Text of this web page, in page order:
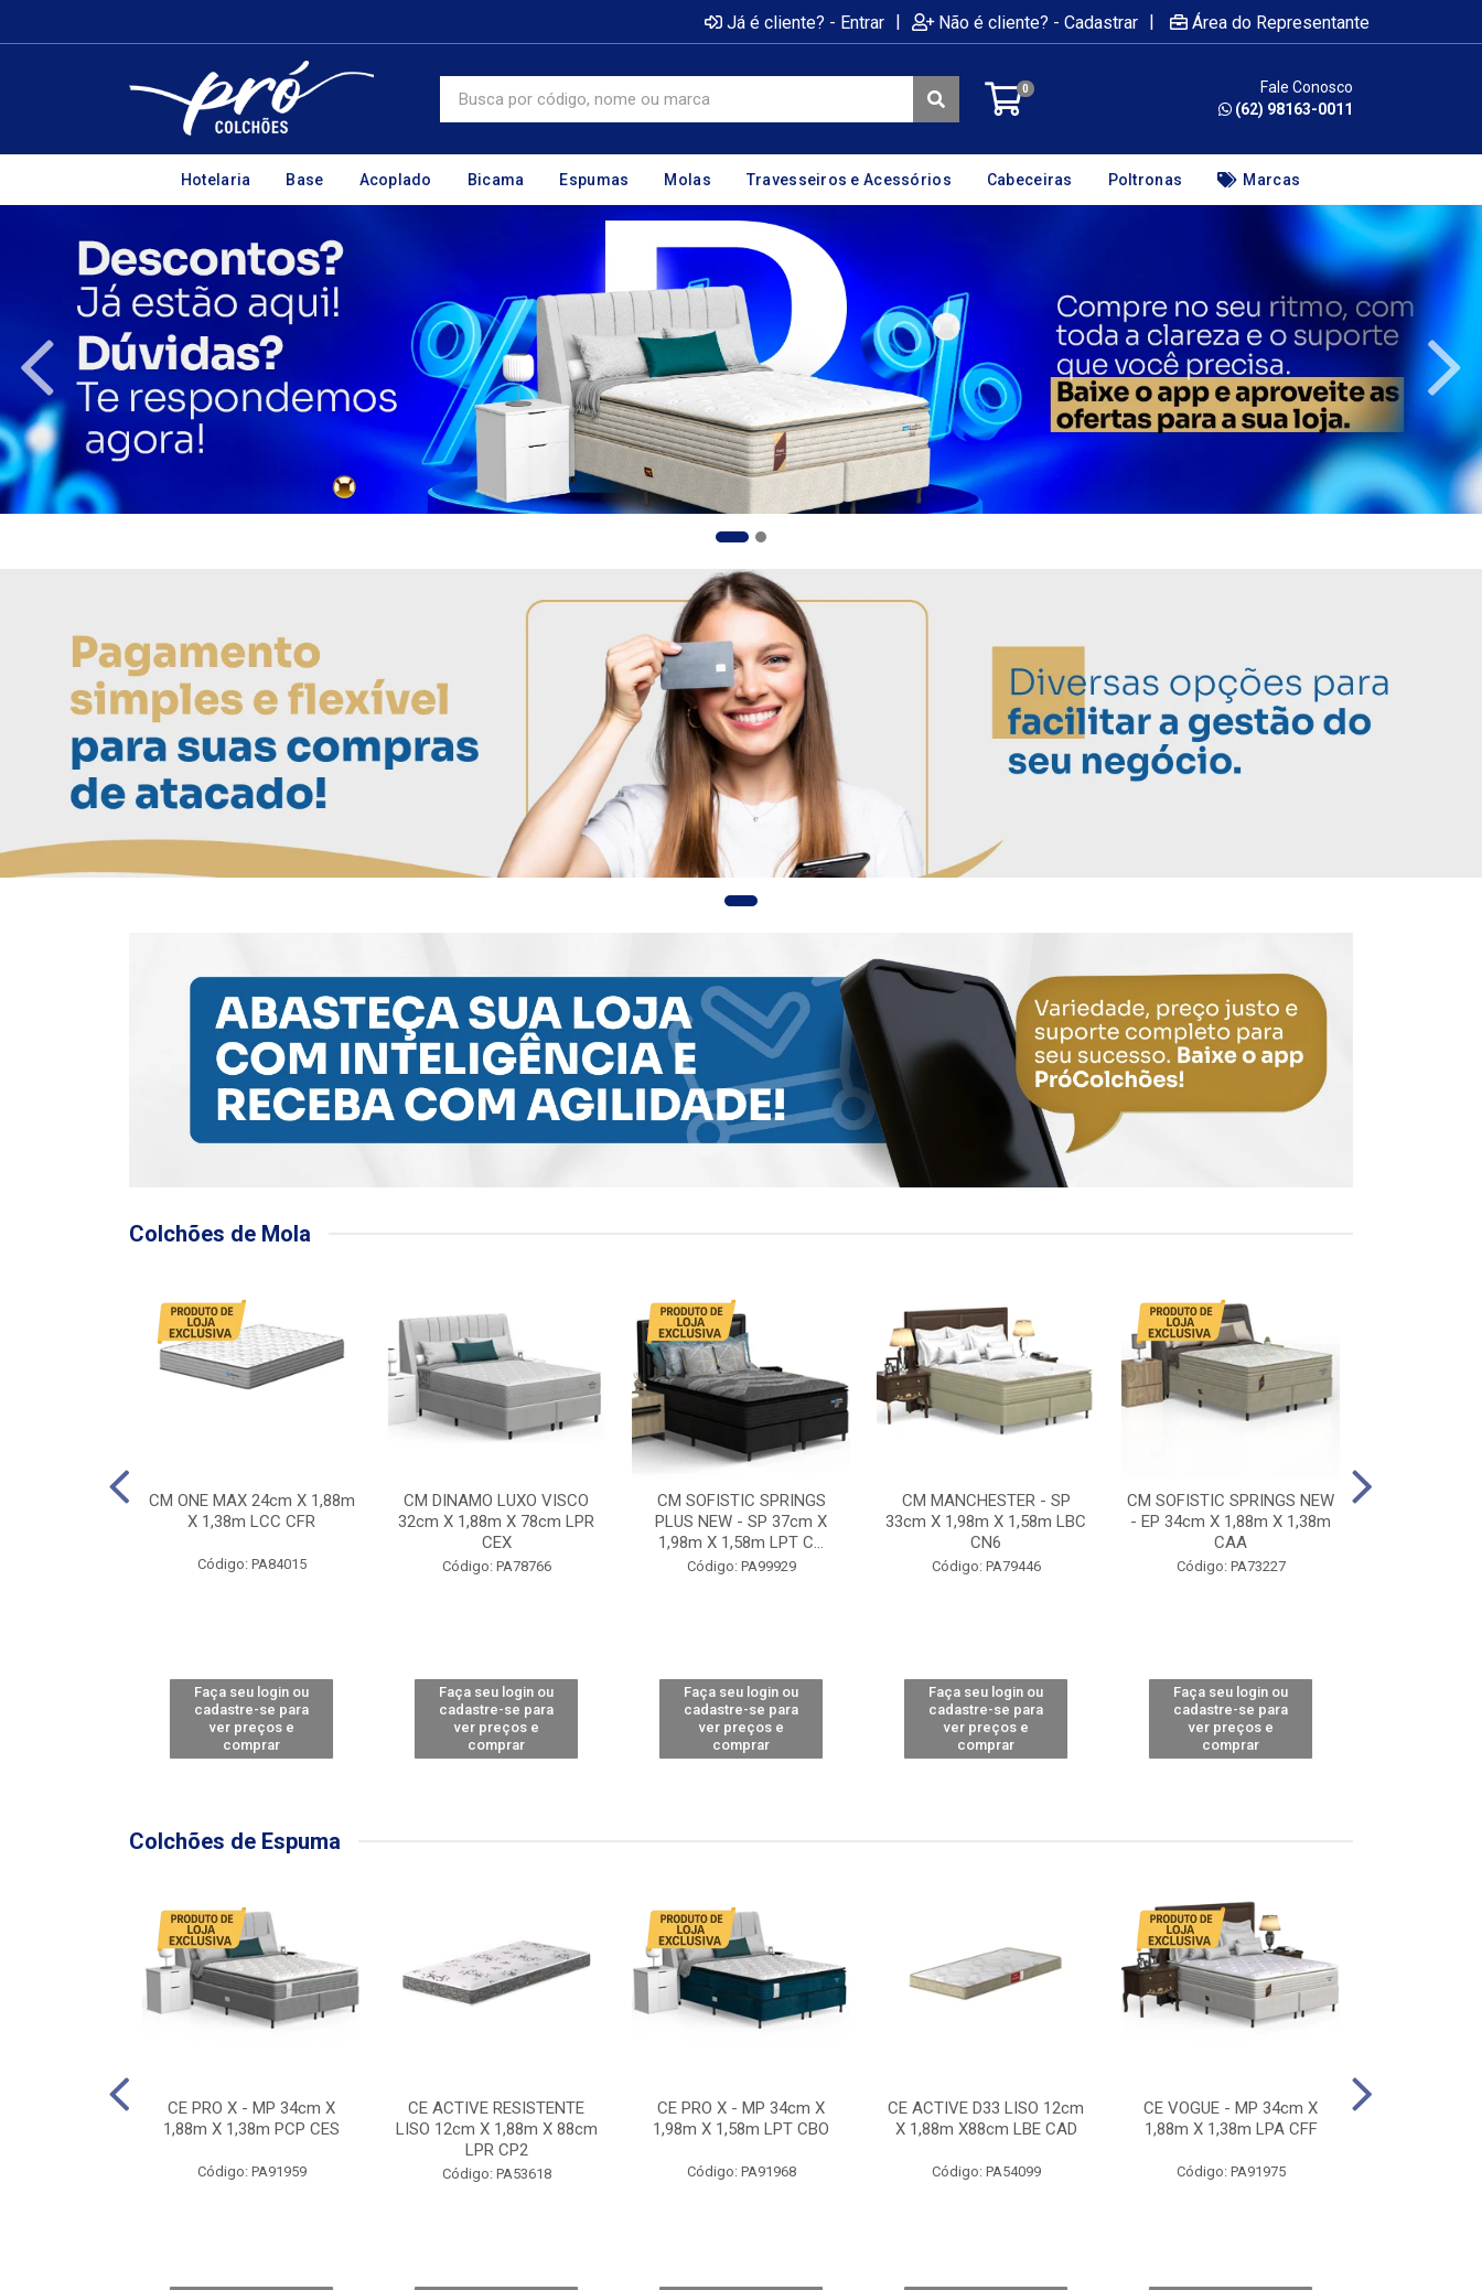
Já é cliente? - Entrar | Não é cliente? - Cadastrar | Área do Representante
0
Fale Conosco
(62) 98163-0011
Hotelaria Base Acoplado Bicama Espumas Molas Travesseiros e Acessórios Cabeceiras Poltronas Marcas
Colchões de Mola
CM ONE MAX 24cm X 1,88m
X 1,38m LCC CFR
Código: PA84015
Faça seu login ou
cadastre-se para
ver preços e
comprar
CM DINAMO LUXO VISCO
32cm X 1,88m X 78cm LPR
CEX
Código: PA78766
Faça seu login ou
cadastre-se para
ver preços e
comprar
CM SOFISTIC SPRINGS
PLUS NEW - SP 37cm X
1,98m X 1,58m LPT C...
Código: PA99929
Faça seu login ou
cadastre-se para
ver preços e
comprar
CM MANCHESTER - SP
33cm X 1,98m X 1,58m LBC
CN6
Código: PA79446
Faça seu login ou
cadastre-se para
ver preços e
comprar
CM SOFISTIC SPRINGS NEW
- EP 34cm X 1,88m X 1,38m
CAA
Código: PA73227
Faça seu login ou
cadastre-se para
ver preços e
comprar
Colchões de Espuma
CE PRO X - MP 34cm X
1,88m X 1,38m PCP CES
Código: PA91959
CE ACTIVE RESISTENTE
LISO 12cm X 1,88m X 88cm
LPR CP2
Código: PA53618
CE PRO X - MP 34cm X
1,98m X 1,58m LPT CBO
Código: PA91968
CE ACTIVE D33 LISO 12cm
X 1,88m X88cm LBE CAD
Código: PA54099
CE VOGUE - MP 34cm X
1,88m X 1,38m LPA CFF
Código: PA91975